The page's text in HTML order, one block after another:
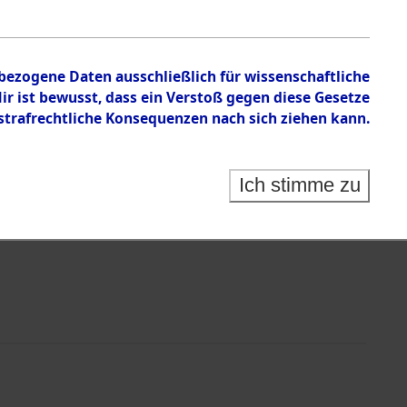
Daten ausschließlich für wissenschaftliche
bewusst, dass ein Verstoß gegen diese Gesetze
Konsequenzen nach sich ziehen kann.
Ich stimme zu